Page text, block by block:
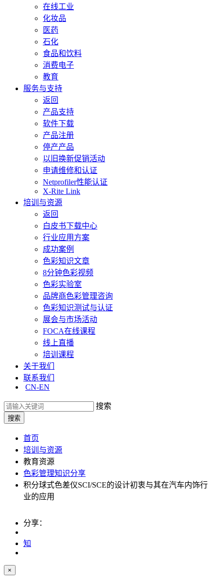
在线工业
化妆品
医药
石化
食品和饮料
消费电子
教育
服务与支持
返回
产品支持
软件下载
产品注册
停产产品
以旧换新促销活动
申请维修和认证
Netprofiler性能认证
X-Rite Link
培训与资源
返回
白皮书下载中心
行业应用方案
成功案例
色彩知识文章
8分钟色彩视频
色彩实验室
品牌商色彩管理咨询
色彩知识测试与认证
展会与市场活动
FOCA在线课程
线上直播
培训课程
关于我们
联系我们
CN-EN
搜索
首页
培训与资源
教育资源
色彩管理知识分享
积分球式色差仪SCI/SCE的设计初衷与其在汽车内饰行
业的应用
分享：
知
×